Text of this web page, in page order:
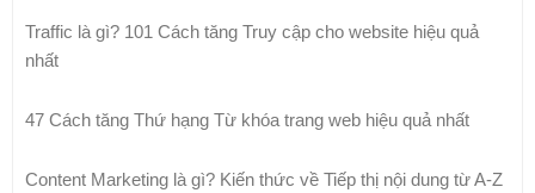
Traffic là gì? 101 Cách tăng Truy cập cho website hiệu quả
nhất
47 Cách tăng Thứ hạng Từ khóa trang web hiệu quả nhất
Content Marketing là gì? Kiến thức về Tiếp thị nội dung từ A-Z